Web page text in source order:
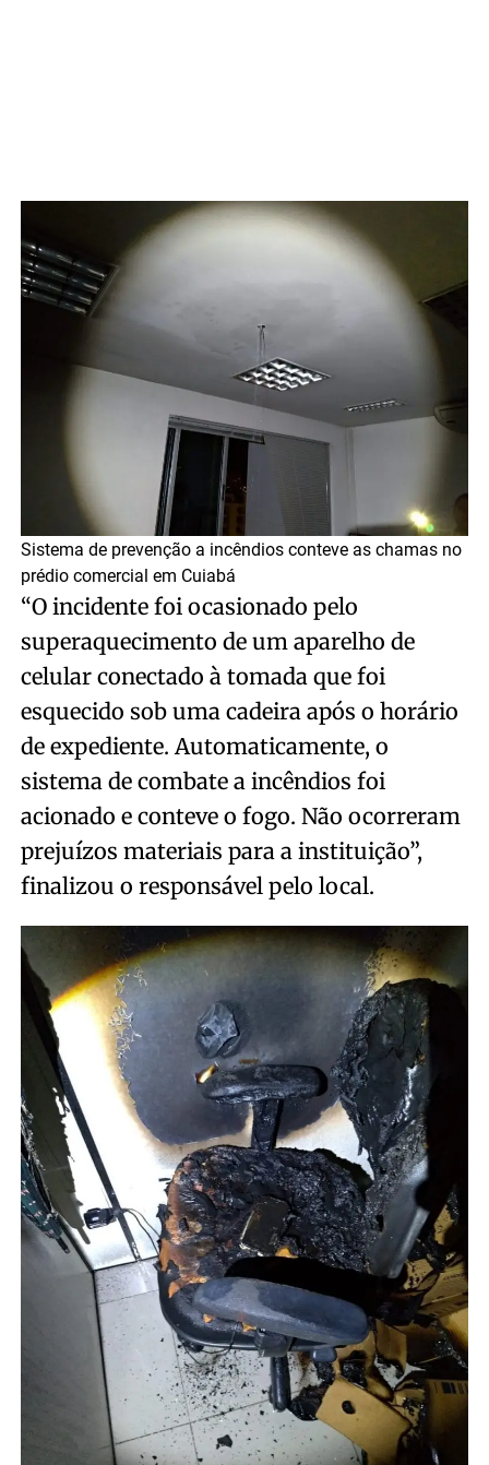
Sistema de prevenção a incêndios conteve as chamas no
prédio comercial em Cuiabá
“O incidente foi ocasionado pelo
superaquecimento de um aparelho de
celular conectado à tomada que foi
esquecido sob uma cadeira após o horário
de expediente. Automaticamente, o
sistema de combate a incêndios foi
acionado e conteve o fogo. Não ocorreram
prejuízos materiais para a instituição”,
finalizou o responsável pelo local.